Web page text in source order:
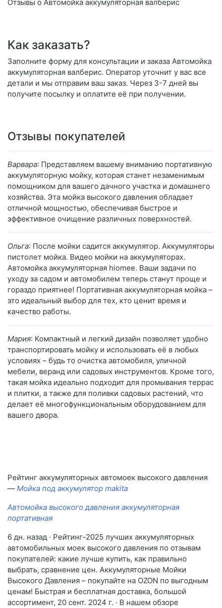
Отзывы о Автомойка аккумуляторная валберис
Как заказать?
Заполните форму для консультации и заказа Автомойка
аккумуляторная валберис. Оператор уточнит у вас все
детали и мы отправим ваш заказ. Через 3-7 дней вы
получите посылку и оплатите её при получении.
Отзывы покупателей
Варвара: Представляем вашему вниманию портативную
аккумуляторную мойку, которая станет незаменимым
помощником для вашего дачного участка и домашнего
хозяйства. Эта мойка высокого давления обладает
отличной мощностью, обеспечивая быстрое и
эффективное очищение различных поверхностей.
Ольга: После мойки садится аккумулятор. Аккумуляторы
пистолет мойка. Видео мойки на аккумуляторах.
Автомойка аккумуляторная hiomee. Ваши задачи по
уходу за садом и автомобилем теперь станут проще и
гораздо приятнее! Портативная аккумуляторная мойка –
это идеальный выбор для тех, кто ценит время и
качество работы.
Мария: Компактный и легкий дизайн позволяет удобно
транспортировать мойку и использовать её в любых
условиях – будь то очистка автомобиля, уличной
мебели, веранд или садовых инструментов. Кроме того,
такая мойка идеально подходит для промывания террас
и плитки, а также для поливки садовых растений, что
делает её многофункциональным оборудованием для
вашего двора.
Рейтинг аккумуляторных автомоек высокого давления
— Мойка под аккумулятор makita
Автомойка высокого давления аккумуляторная
портативная
6 дн. назад · Рейтинг-2025 лучших аккумуляторных
автомобильных моек высокого давления по отзывам
покупателей: какие лучше купить, как правильно
выбрать, сравнение цен. Аккумуляторные Мойки
Высокого Давления – покупайте на OZON по выгодным
ценам! Быстрая и бесплатная доставка, большой
ассортимент, 20 сент. 2024 г. · В нашем обзоре